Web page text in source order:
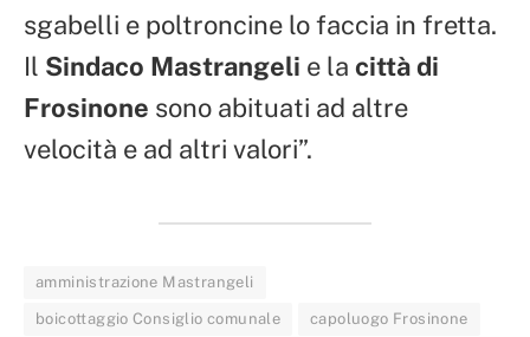
sgabelli e poltroncine lo faccia in fretta.
Il Sindaco Mastrangeli e la città di
Frosinone sono abituati ad altre
velocità e ad altri valori”.
amministrazione Mastrangeli
boicottaggio Consiglio comunale capoluogo Frosinone